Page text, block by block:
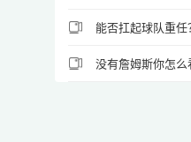
没有詹姆斯你怎